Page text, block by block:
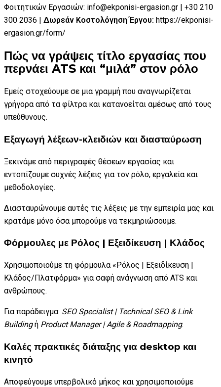
Φοιτητικών Εργασιών: info@ekponisi-ergasion.gr | +30 210
300 2036 | Δωρεάν Κοστολόγηση Έργου: https://ekponisi-
ergasion.gr/form/
Πώς να γράψεις τίτλο εργασίας που
περνάει ATS και “μιλά” στον ρόλο
Εμείς στοχεύουμε σε μια γραμμή που αναγνωρίζεται
γρήγορα από τα φίλτρα και κατανοείται αμέσως από τους
υπεύθυνους.
Εξαγωγή λέξεων-κλειδιών και διασταύρωση
Ξεκινάμε από περιγραφές θέσεων εργασίας και
εντοπίζουμε συχνές λέξεις για τον ρόλο, εργαλεία και
μεθοδολογίες.
Διασταυρώνουμε αυτές τις λέξεις με την εμπειρία μας και
κρατάμε μόνο όσα μπορούμε να τεκμηριώσουμε.
Φόρμουλες με Ρόλος | Εξειδίκευση | Κλάδος
Χρησιμοποιούμε τη φόρμουλα «Ρόλος | Εξειδίκευση |
Κλάδος/Πλατφόρμα» για σαφή ανάγνωση από ATS και
ανθρώπους.
Για παράδειγμα: SEO Specialist | Technical SEO & Link
Buildingή Product Manager | Agile & Roadmapping.
Καλές πρακτικές διάταξης για desktop και
κινητό
Αποφεύγουμε υπερβολικό μήκος και χρησιμοποιούμε